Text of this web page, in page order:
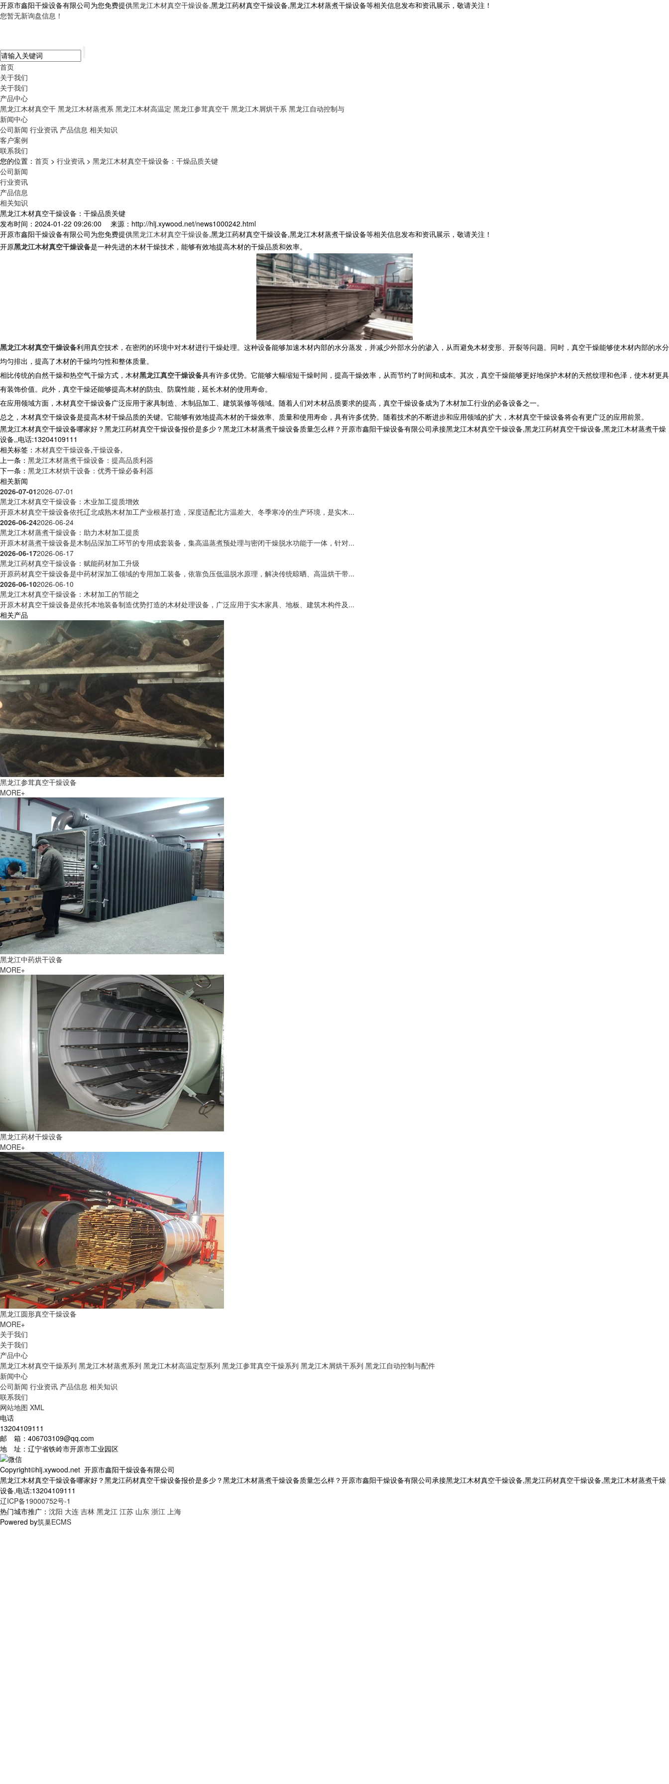
开原市鑫阳干燥设备有限公司为您免费提供黑龙江木材真空干燥设备,黑龙江药材真空干燥设备,黑龙江木材蒸煮干燥设备等相关信息发布和资讯展示，敬请关注！
您暂无新询盘信息！
首页
关于我们
关于我们
产品中心
黑龙江木材真空干 黑龙江木材蒸煮系 黑龙江木材高温定 黑龙江参茸真空干 黑龙江木屑烘干系 黑龙江自动控制与
新闻中心
公司新闻 行业资讯 产品信息 相关知识
客户案例
联系我们
您的位置： 首页 > 行业资讯 > 黑龙江木材真空干燥设备：干燥品质关键
公司新闻
行业资讯
产品信息
相关知识
黑龙江木材真空干燥设备：干燥品质关键
发布时间：2024-01-22 09:26:00
来源：http://hlj.xywood.net/news1000242.html
开原市鑫阳干燥设备有限公司为您免费提供黑龙江木材真空干燥设备,黑龙江药材真空干燥设备,黑龙江木材蒸煮干燥设备等相关信息发布和资讯展示，敬请关注！
开原黑龙江木材真空干燥设备是一种先进的木材干燥技术，能够有效地提高木材的干燥品质和效率。
黑龙江木材真空干燥设备利用真空技术，在密闭的环境中对木材进行干燥处理。这种设备能够加速木材内部的水分蒸发，并减少外部水分的渗入，从而避免木材变形、开裂等问题。同时，真空干燥能够使木材内部的水分
均匀排出，提高了木材的干燥均匀性和整体质量。
相比传统的自然干燥和热空气干燥方式，木材黑龙江真空干燥设备具有许多优势。它能够大幅缩短干燥时间，提高干燥效率，从而节约了时间和成本。其次，真空干燥能够更好地保护木材的天然纹理和色泽，使木材更具
有装饰价值。此外，真空干燥还能够提高木材的防虫、防腐性能，延长木材的使用寿命。
在应用领域方面，木材真空干燥设备广泛应用于家具制造、木制品加工、建筑装修等领域。随着人们对木材品质要求的提高，真空干燥设备成为了木材加工行业的必备设备之一。
总之，木材真空干燥设备是提高木材干燥品质的关键。它能够有效地提高木材的干燥效率、质量和使用寿命，具有许多优势。随着技术的不断进步和应用领域的扩大，木材真空干燥设备将会有更广泛的应用前景。
黑龙江木材真空干燥设备哪家好？黑龙江药材真空干燥设备报价是多少？黑龙江木材蒸煮干燥设备质量怎么样？开原市鑫阳干燥设备有限公司承接黑龙江木材真空干燥设备,黑龙江药材真空干燥设备,黑龙江木材蒸煮干燥
设备,,电话:13204109111
相关标签： 木材真空干燥设备,干燥设备,
上一条： 黑龙江木材蒸煮干燥设备：提高品质利器
下一条： 黑龙江木材烘干设备：优秀干燥必备利器
相关新闻
2026-07-012026-07-01
黑龙江木材真空干燥设备：木业加工提质增效
开原木材真空干燥设备依托辽北成熟木材加工产业根基打造，深度适配北方温差大、冬季寒冷的生产环境，是实木...
2026-06-242026-06-24
黑龙江木材蒸煮干燥设备：助力木材加工提质
开原木材蒸煮干燥设备是木制品深加工环节的专用成套装备，集高温蒸煮预处理与密闭干燥脱水功能于一体，针对...
2026-06-172026-06-17
黑龙江药材真空干燥设备：赋能药材加工升级
开原药材真空干燥设备是中药材深加工领域的专用加工装备，依靠负压低温脱水原理，解决传统晾晒、高温烘干带...
2026-06-102026-06-10
黑龙江木材真空干燥设备：木材加工的节能之
开原木材真空干燥设备是依托本地装备制造优势打造的木材处理设备，广泛应用于实木家具、地板、建筑木构件及...
相关产品
黑龙江参茸真空干燥设备
MORE+
黑龙江中药烘干设备
MORE+
黑龙江药材干燥设备
MORE+
黑龙江圆形真空干燥设备
MORE+
关于我们
关于我们
产品中心
黑龙江木材真空干燥系列 黑龙江木材蒸煮系列 黑龙江木材高温定型系列 黑龙江参茸真空干燥系列 黑龙江木屑烘干系列 黑龙江自动控制与配件
新闻中心
公司新闻 行业资讯 产品信息 相关知识
联系我们
网站地图 XML
电话
13204109111
邮 箱：406703109@qq.com
地 址：辽宁省铁岭市开原市工业园区
Copyright©hlj.xywood.net 开原市鑫阳干燥设备有限公司
黑龙江木材真空干燥设备哪家好？黑龙江药材真空干燥设备报价是多少？黑龙江木材蒸煮干燥设备质量怎么样？开原市鑫阳干燥设备有限公司承接黑龙江木材真空干燥设备,黑龙江药材真空干燥设备,黑龙江木材蒸煮干燥
设备,电话:13204109111
辽ICP备19000752号-1
热门城市推广： 沈阳 大连 吉林 黑龙江 江苏 山东 浙江 上海
Powered by筑巢ECMS